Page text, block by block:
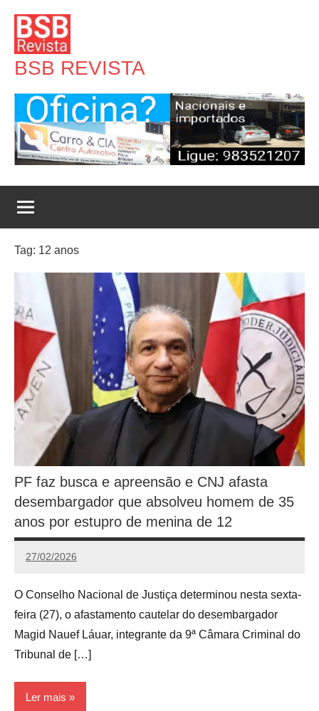
para
conteúdo
BSB REVISTA
Tag: 12 anos
PF faz busca e apreensão e CNJ afasta
desembargador que absolveu homem de 35
anos por estupro de menina de 12
27/02/2026
Redação
O Conselho Nacional de Justiça determinou nesta sexta-
feira (27), o afastamento cautelar do desembargador
Magid Nauef Láuar, integrante da 9ª Câmara Criminal do
Tribunal de […]
Ler mais